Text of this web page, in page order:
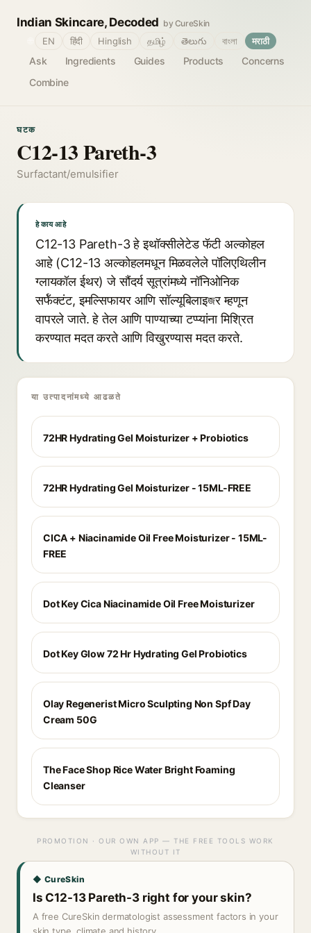
Indian Skincare, Decoded by CureSkin
Ask Ingredients Guides Products
Concerns
Combine
EN हिंदी Hinglish தமிழ் తెలుగు বাংলা मराठी
घटक
C12-13 Pareth-3
Surfactant/emulsifier
हे काय आहे
C12-13 Pareth-3 हे इथॉक्सीलेटेड फॅटी अल्कोहल
आहे (C12-13 अल्कोहलमधून मिळवलेले पॉलिएथिलीन
ग्लायकॉल ईथर) जे सौंदर्य सूत्रांमध्ये नॉनिओनिक
सर्फॅक्टंट, इमल्सिफायर आणि सॉल्यूबिलाइজर म्हणून
वापरले जाते. हे तेल आणि पाण्याच्या टप्प्यांना मिश्रित
करण्यात मदत करते आणि विखुरण्यास मदत करते.
या उत्पादनांमध्ये आढळते
72HR Hydrating Gel Moisturizer + Probiotics
72HR Hydrating Gel Moisturizer - 15ML-FREE
CICA + Niacinamide Oil Free Moisturizer - 15ML-
FREE
Dot Key Cica Niacinamide Oil Free Moisturizer
Dot Key Glow 72 Hr Hydrating Gel Probiotics
Olay Regenerist Micro Sculpting Non Spf Day
Cream 50G
The Face Shop Rice Water Bright Foaming
Cleanser
PROMOTION · OUR OWN APP — THE FREE TOOLS WORK
WITHOUT IT
◆ CureSkin
Is C12-13 Pareth-3 right for your skin?
A free CureSkin dermatologist assessment factors in your